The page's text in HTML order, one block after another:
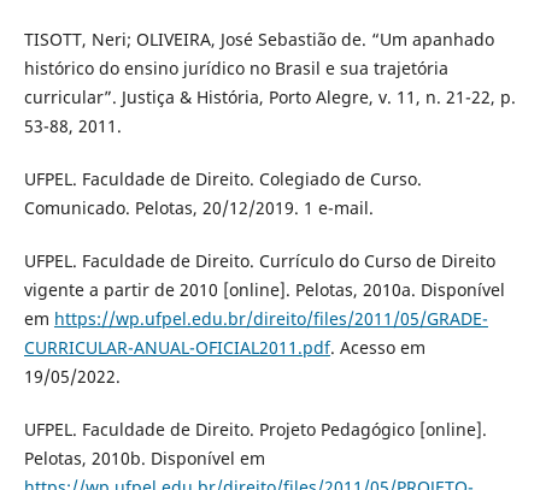
TISOTT, Neri; OLIVEIRA, José Sebastião de. “Um apanhado
histórico do ensino jurídico no Brasil e sua trajetória
curricular”. Justiça & História, Porto Alegre, v. 11, n. 21-22, p.
53-88, 2011.
UFPEL. Faculdade de Direito. Colegiado de Curso.
Comunicado. Pelotas, 20/12/2019. 1 e-mail.
UFPEL. Faculdade de Direito. Currículo do Curso de Direito
vigente a partir de 2010 [online]. Pelotas, 2010a. Disponível
em https://wp.ufpel.edu.br/direito/files/2011/05/GRADE-
CURRICULAR-ANUAL-OFICIAL2011.pdf. Acesso em
19/05/2022.
UFPEL. Faculdade de Direito. Projeto Pedagógico [online].
Pelotas, 2010b. Disponível em